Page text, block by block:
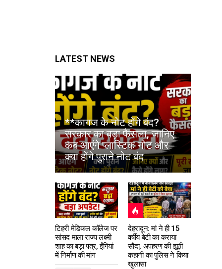
LATEST NEWS
**कागज के नोट होंगे बंद?
सरकार का बड़ा फैसला, जानिए
कब आएंगे प्लास्टिक नोट और
क्या होंगे पुराने नोट बंद
टिहरी मेडिकल कॉलेज पर
सांसद माला राज्य लक्ष्मी
शाह का बड़ा पत्र, ईंगियां
में निर्माण की मांग
देहरादून: मां ने ही 15
वर्षीय बेटी का कराया
सौदा, अपहरण की झूठी
कहानी का पुलिस ने किया
खुलासा